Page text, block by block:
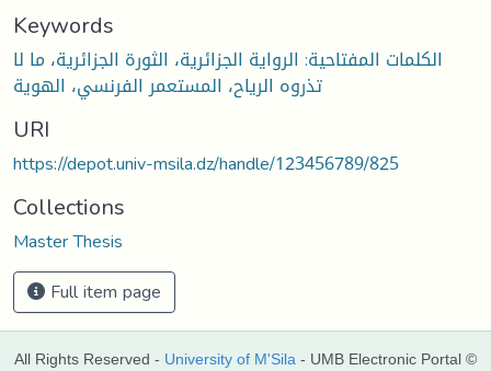
Keywords
الكلمات المفتاحية: الرواية الجزائرية، الثورة الجزائرية، ما لا
تذروه الرياح، المستعمر الفرنسي، الهوية
URI
https://depot.univ-msila.dz/handle/123456789/825
Collections
Master Thesis
Full item page
All Rights Reserved - University of M'Sila - UMB Electronic Portal ©